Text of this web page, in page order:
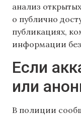
анализ
о публично
публикациях,
информации без
Если
или
В полиции